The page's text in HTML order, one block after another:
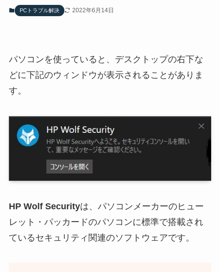
PCトラブル解決 2022年6月14日
パソコンを使っていると、デスクトップの右下な
どに下記のウィンドウが表示されることがありま
す。
HP Wolf Securityは、パソコンメーカーのヒュー
レット・パッカードのパソコンに標準で搭載され
ているセキュリティ関連のソフトウェアです。